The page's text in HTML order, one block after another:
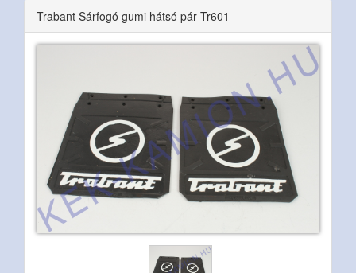
Trabant Sárfogó gumi hátsó pár Tr601